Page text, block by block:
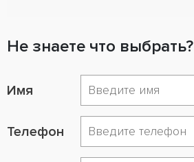
Не знаете что выбрать?
Имя
Телефон